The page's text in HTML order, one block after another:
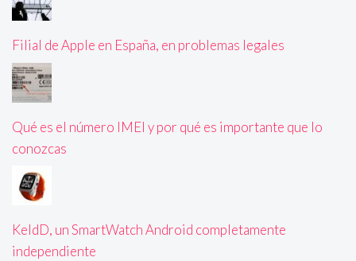
Filial de Apple en España, en problemas legales
Qué es el número IMEI y por qué es importante que lo
conozcas
KeldD, un SmartWatch Android completamente
independiente